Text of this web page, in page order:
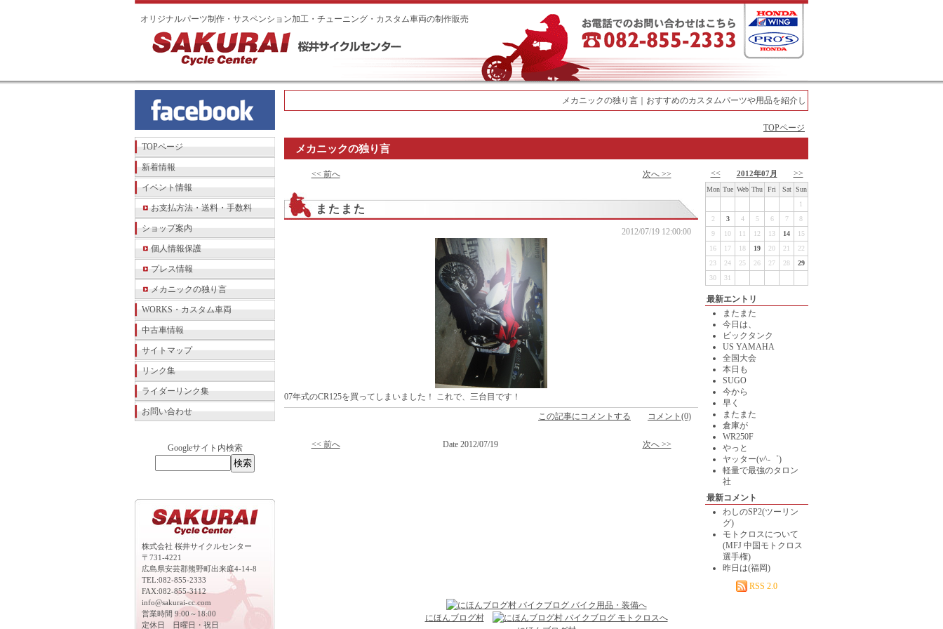
オリジナルパーツ制作・サスペンション加工・チューニング・カスタム車両の制作販売
TOPページ
新着情報
イベント情報
お支払方法・送料・手数料
ショップ案内
個人情報保護
プレス情報
メカニックの独り言
WORKS・カスタム車両
中古車情報
サイトマップ
リンク集
ライダーリンク集
お問い合わせ
Googleサイト内検索
株式会社 桜井サイクルセンター
〒731-4221
広島県安芸郡熊野町出来庭4-14-8
TEL:082-855-2333
FAX:082-855-3112
info@sakurai-cc.com
営業時間 9:00～18:00
定休日 日曜日・祝日
メカニックの独り言｜おすすめのカスタムパーツや用品を紹介します。 | 桜井サイクルセンター
TOPページ
メカニックの独り言
次へ >>
<< 前へ
またまた
2012/07/19 12:00:00
07年式のCR125を買ってしまいました！ これで、三台目です！
この記事にコメントする
コメント(0)
次へ >>
<< 前へ Date 2012/07/19
<< 2012年07月 >>
Mon Tue Web Thu Fri Sat Sun
1
2
3 4 5 6 7
8
9
10 11 12 13 14
15
16
17 18 19 20 21
22
23
24 25 26 27 28
29
30
31
最新エントリ
またまた
今日は、
ビックタンク
US YAMAHA
全国大会
本日も
SUGO
今から
早く
またまた
倉庫が
WR250F
やっと
ヤッター(v^-゜)
軽量で最強のタロン
社
最新コメント
わしのSP2(ツーリン
グ)
モトクロスについて
(MFJ 中国モトクロス
選手権)
昨日は(福岡)
RSS 2.0
にほんブログ村